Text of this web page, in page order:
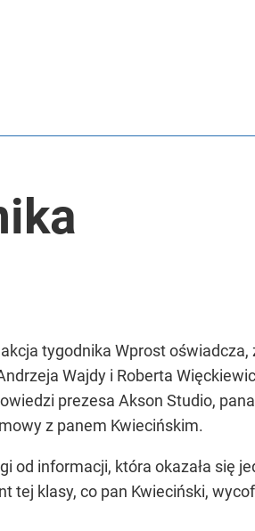
tygodnika Wprost oświadcza,
Wajdy i Roberta
prezesa Akson Studio,
z panem Kwiecińskim.
od informacji, która okazała się
tej klasy, co pan Kwieciński,